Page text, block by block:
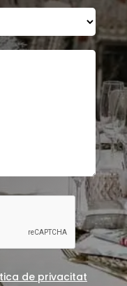
de privacitat